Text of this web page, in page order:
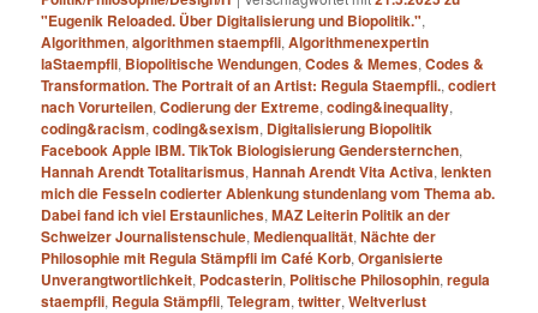
"Eugenik Reloaded. Über Digitalisierung und Biopolitik.",
Algorithmen,algorithmen staempfli,Algorithmenexpertin
laStaempfli, Biopolitische Wendungen,Codes & Memes,Codes &
Transformation. The Portrait of an Artist: Regula Staempfli.,codiert
nach Vorurteilen,Codierung der Extreme,coding&inequality,
coding&racism,coding&sexism, Digitalisierung Biopolitik
Facebook Apple IBM. TikTok Biologisierung Gendersternchen,
Hannah Arendt Totalitarismus,Hannah Arendt Vita Activa,lenkten
mich die Fesseln codierter Ablenkung stundenlang vom Thema ab.
Dabei fand ich viel Erstaunliches,MAZ Leiterin Politik an der
Schweizer Journalistenschule,Medienqualität,Nächte der
Philosophie mit Regula Stämpfli im Café Korb,Organisierte
Unverangtwortlichkeit, Podcasterin, Politische Philosophin,regula
staempfli, Regula Stämpfli,Telegram,twitter,Weltverlust